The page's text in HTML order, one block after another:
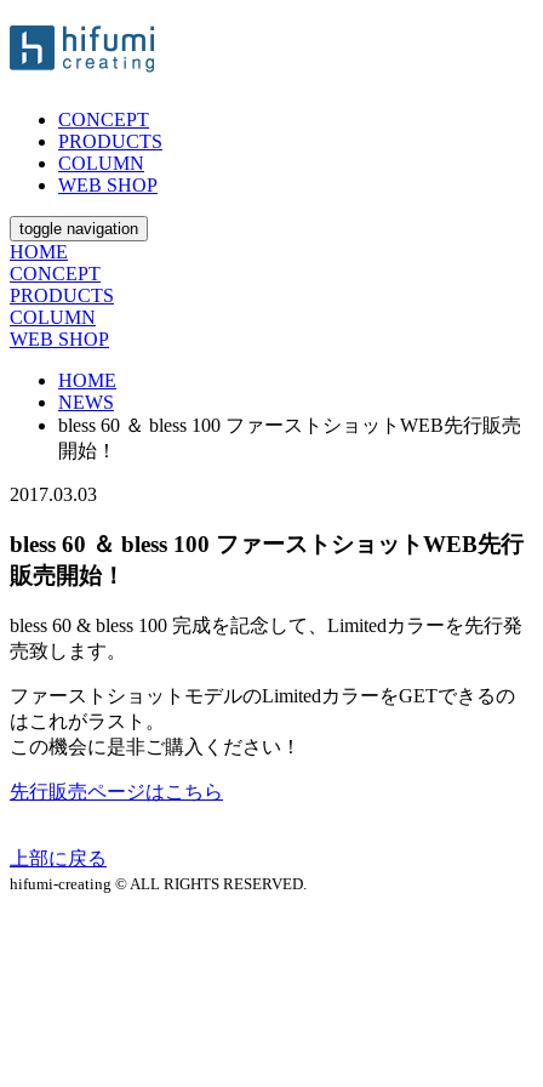
CONCEPT
PRODUCTS
COLUMN
WEB SHOP
toggle navigation
HOME
CONCEPT
PRODUCTS
COLUMN
WEB SHOP
HOME
NEWS
bless 60 ＆ bless 100 ファーストショットWEB先行販売
開始！
2017.03.03
bless 60 ＆ bless 100 ファーストショットWEB先行
販売開始！
bless 60 & bless 100 完成を記念して、Limitedカラーを先行発
売致します。
ファーストショットモデルのLimitedカラーをGETできるの
はこれがラスト。
この機会に是非ご購入ください！
先行販売ページはこちら
上部に戻る
hifumi-creating © ALL RIGHTS RESERVED.